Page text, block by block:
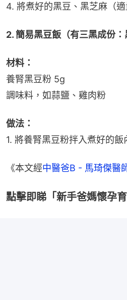
4. 將煮好的黑豆、黑芝麻（
2. 簡易黑豆飯（有三黑成份：
材料：
養腎黑豆粉 5g
調味料，如蒜鹽、雞肉粉
做法：
1. 將養腎黑豆粉拌入煮好的飯
《本文經中醫爸B - 馬琦傑醫
點擊即睇「新手爸媽懷